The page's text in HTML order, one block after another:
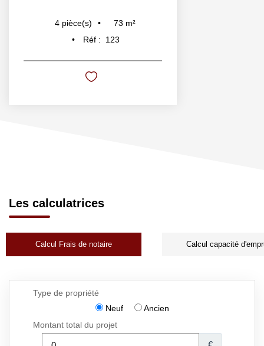
4 pièce(s) 73 m²
Réf :
123
Les calculatrices
Calcul Frais de notaire Calcul capacité